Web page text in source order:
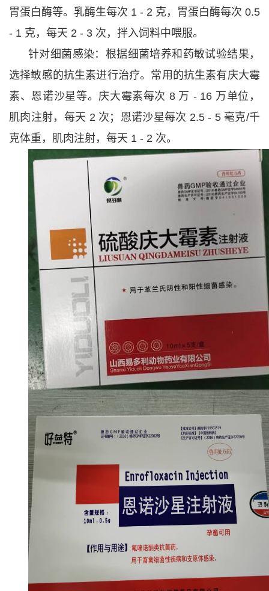
胃蛋白酶等。乳酶生每次 1 - 2 克，胃蛋白酶每次 0.5
- 1 克，每天 2 - 3 次，拌入饲料中喂服。
针对细菌感染：根据细菌培养和药敏试验结果，
选择敏感的抗生素进行治疗。常用的抗生素有庆大霉
素、恩诺沙星等。庆大霉素每次 8 万 - 16 万单位，
肌肉注射，每天 2 次；恩诺沙星每次 2.5 - 5 毫克/千
克体重，肌肉注射，每天 1 - 2 次。